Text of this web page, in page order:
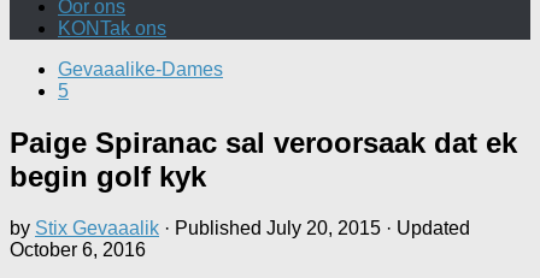
Oor ons
KONTak ons
Gevaaalike-Dames
5
Paige Spiranac sal veroorsaak dat ek
begin golf kyk
by Stix Gevaaalik · Published July 20, 2015 · Updated
October 6, 2016